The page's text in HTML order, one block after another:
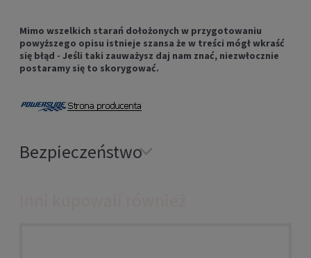
Mimo wszelkich starań dołożonych w przygotowaniu
powyższego opisu istnieje szansa że w treści mógł wkraść
się błąd - Jeśli taki zauważysz daj nam znać, niezwłocznie
postaramy się to skorygować.
Bezpieczeństwo